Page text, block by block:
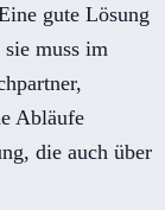
gute Lösung
muss im
Abläufe
die auch über